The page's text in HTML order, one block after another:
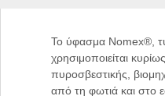
Το ύφασμα Nomex®,
χρησιμοποιείται
πυροσβεστικής,
από τη φωτιά και στο